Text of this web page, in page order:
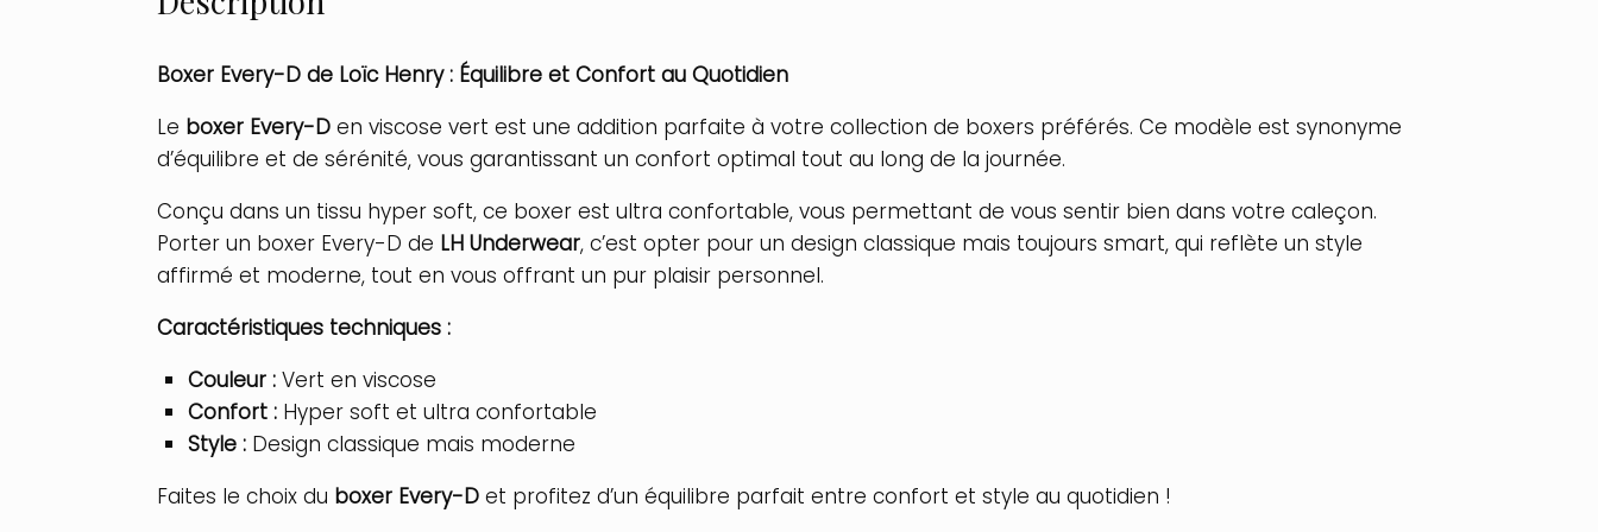
Boxer Every-D de Loïc Henry : Équilibre et Confort au Quotidien
Le boxer Every-D en viscose vert est une addition parfaite à votre collection de boxers préférés. Ce modèle est synonyme
d’équilibre et de sérénité, vous garantissant un confort optimal tout au long de la journée.
Conçu dans un tissu hyper soft, ce boxer est ultra confortable, vous permettant de vous sentir bien dans votre caleçon.
Porter un boxer Every-D de LH Underwear, c’est opter pour un design classique mais toujours smart, qui reflète un style
affirmé et moderne, tout en vous offrant un pur plaisir personnel.
Caractéristiques techniques :
Couleur :Vert en viscose
Confort :Hyper soft et ultra confortable
Style :Design classique mais moderne
Faites le choix du boxer Every-D et profitez d’un équilibre parfait entre confort et style au quotidien !